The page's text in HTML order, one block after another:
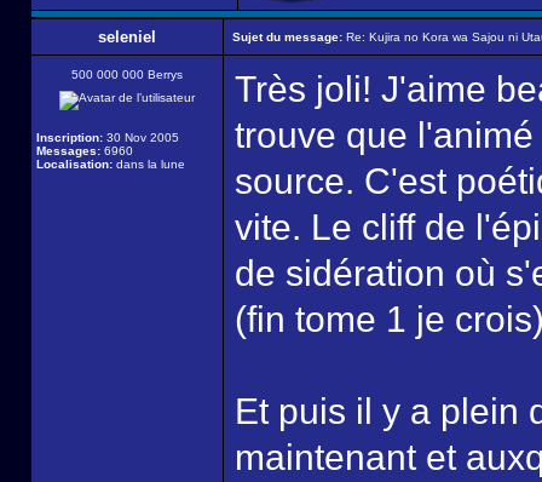
seleniel Sujet du message: Re: Kujira no Kora wa Sajou ni
500 000 000 Berrys
Inscription: 30 Nov 2005
Messages: 6960
Localisation: dans la lune
Très joli! J'aime
trouve que
source. C'est
vite. Le cliff de
de sidération où
(fin tome 1 je
Et puis il y a plein
maintenant et